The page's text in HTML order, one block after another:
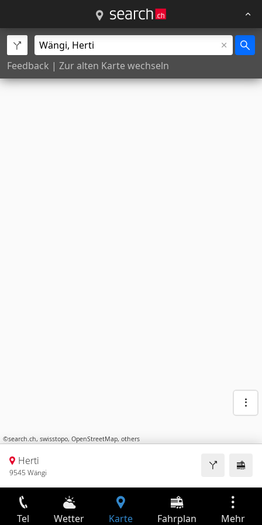
Feedback | Zur alten Karte wechseln
©search.ch, swisstopo, OpenStreetMap, others
Herti
9545 Wängi
Tel Wetter Karte Fahrplan Mehr